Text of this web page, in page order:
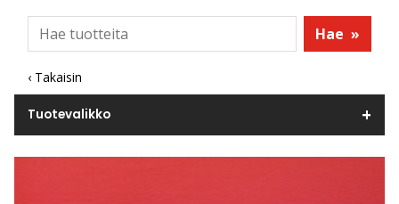
Hae »
‹ Takaisin
Tuotevalikko